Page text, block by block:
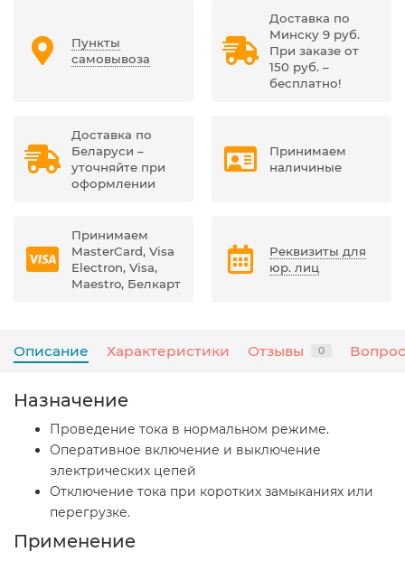
Пункты
самовывоза
Доставка по
Минску 9 руб.
При заказе от
150 руб. –
бесплатно!
Доставка по
Беларуси –
уточняйте при
оформлении
Принимаем
наличиные
Принимаем
MasterCard, Visa
Electron, Visa,
Maestro, Белкарт
Реквизиты для
юр. лиц
Описание Характеристики Отзывы 0
Назначение
Проведение тока в нормальном режиме.
Оперативное включение и выключение
электрических цепей
Отключение тока при коротких замыканиях или
перегрузке.
Применение